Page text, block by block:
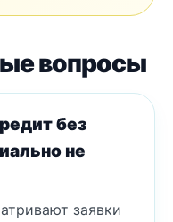
вопросы
без
не
заявки